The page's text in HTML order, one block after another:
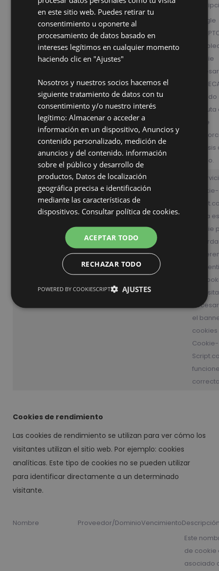
Nombre Proveedor/Dominio Vencimiento
_GRECAPTCHA
Google LLC
www.google.com 6 meses
Google
cookie
fin de
riesgo.
CookieScript
www.dexis-
iberica.com
El
Cookie-
utiliza
cookie
de
los
el
Cookie-
Cookies de rendimiento
Las cookies de rendimiento se utilizan para ver cómo los
visitantes utilizan el sitio web. Por ejemplo: cookies
analíticas. Este tipo de cookies no se pueden utilizar
para identificar directamente a un determinado
visitante.
Nombre Proveedor/DominioVencimiento
Este
de cookie
asociado
en este sitio web. Puedes retirar tu
consentimiento u oponerte al
procesamiento de datos basado en
intereses legítimos en cualquier momento
haciendo clic en "Ajustes"
Nosotros y nuestros socios hacemos el
siguiente tratamiento de datos con tu
consentimiento y/o nuestro interés
legítimo: Almacenar o acceder a
información en un dispositivo, Anuncios y
contenido personalizado, medición de
anuncios y del contenido. información
sobre el público y desarrollo de
productos, Datos de localización
geográfica precisa e identificación
mediante las características de
dispositivos. Consultar política de cookies.
ACEPTAR TODO
RECHAZAR TODO
AJUSTES
POWERED BY COOKIESCRIPT